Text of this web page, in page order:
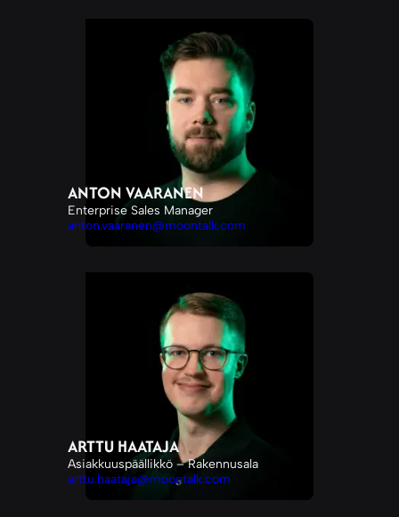
ANTON VAARANEN
Enterprise Sales Manager
anton.vaaranen@moontalk.com
ARTTU HAATAJA
Asiakkuuspäällikkö – Rakennusala
arttu.haataja@moontalk.com